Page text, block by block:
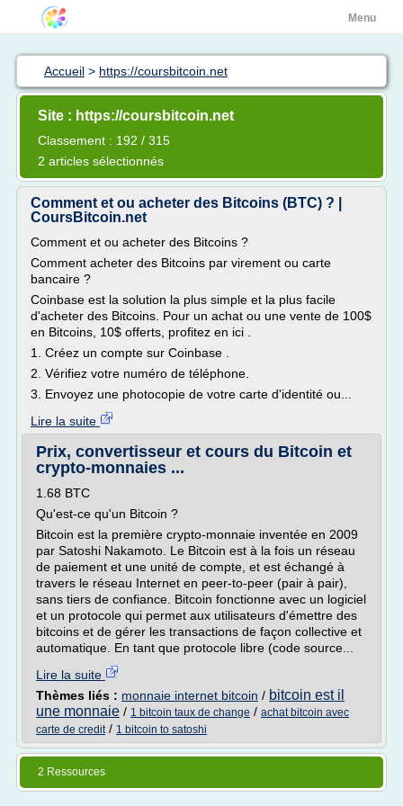
Menu
Accueil > https://coursbitcoin.net
Site : https://coursbitcoin.net
Classement : 192 / 315
2 articles sélectionnés
Comment et ou acheter des Bitcoins (BTC) ? |
CoursBitcoin.net
Comment et ou acheter des Bitcoins ?
Comment acheter des Bitcoins par virement ou carte
bancaire ?
Coinbase est la solution la plus simple et la plus facile
d'acheter des Bitcoins. Pour un achat ou une vente de 100$
en Bitcoins, 10$ offerts, profitez en ici .
1. Créez un compte sur Coinbase .
2. Vérifiez votre numéro de téléphone.
3. Envoyez une photocopie de votre carte d'identité ou...
Lire la suite
Prix, convertisseur et cours du Bitcoin et
crypto-monnaies ...
1.68 BTC
Qu'est-ce qu'un Bitcoin ?
Bitcoin est la première crypto-monnaie inventée en 2009
par Satoshi Nakamoto. Le Bitcoin est à la fois un réseau
de paiement et une unité de compte, et est échangé à
travers le réseau Internet en peer-to-peer (pair à pair),
sans tiers de confiance. Bitcoin fonctionne avec un logiciel
et un protocole qui permet aux utilisateurs d'émettre des
bitcoins et de gérer les transactions de façon collective et
automatique. En tant que protocole libre (code source...
Lire la suite
Thèmes liés : monnaie internet bitcoin / bitcoin est il
une monnaie / 1 bitcoin taux de change / achat bitcoin avec
carte de credit/ 1 bitcoin to satoshi
2 Ressources